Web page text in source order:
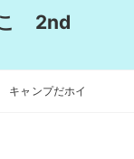
こ 2nd
キャンプだホイ